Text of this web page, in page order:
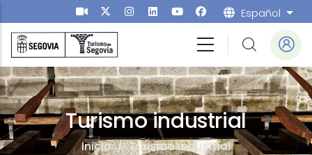
Salta al contenuto principale Español List
Turismo industrial
Inicio/ Turismo industrial